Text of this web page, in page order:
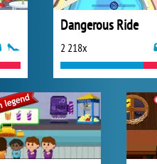
Dangerous Ride
2 218x